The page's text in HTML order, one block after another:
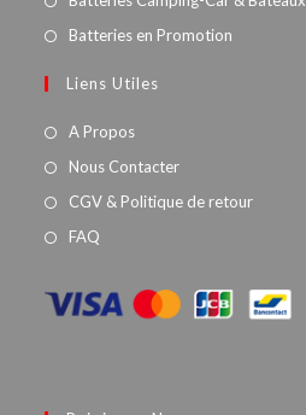
Batteries en Promotion
Liens Utiles
A Propos
Nous Contacter
CGV & Politique de retour
FAQ